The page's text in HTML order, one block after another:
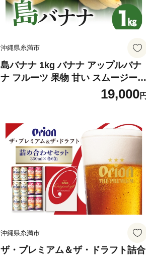
沖縄県糸満市
島バナナ 1kg バナナ アップルバナ
ナ フルーツ 果物 甘い スムージー
フルーティー 完熟 濃厚 もっちり
っとり 南国 お取り寄せ 沖縄 糸満
19,000円
沖縄県糸満市
ザ・プレミアム＆ザ・ドラフト詰合